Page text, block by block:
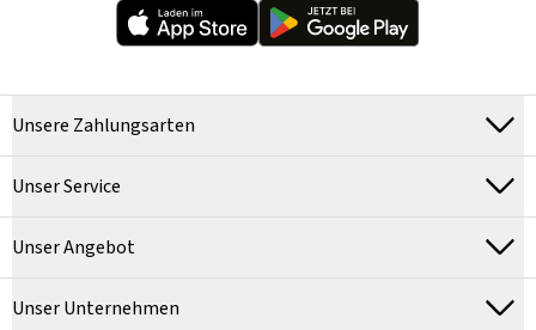
Unsere Zahlungsarten
Unser Service
Unser Angebot
Unser Unternehmen